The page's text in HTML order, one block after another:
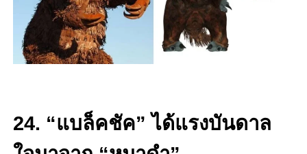
24. “แบล็คชัค” ได้แรงบันดาล